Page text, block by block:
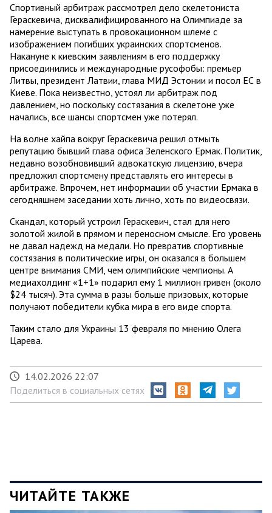
Спортивный арбитраж рассмотрел дело скелетониста
Гераскевича, дисквалифицированного на Олимпиаде за
намерение выступать в провокационном шлеме с
изображением погибших украинских спортсменов.
Накануне к киевским заявлениям в его поддержку
присоединились и международные русофобы: премьер
Литвы, президент Латвии, глава МИД Эстонии и посол ЕС в
Киеве. Пока неизвестно, устоял ли арбитраж под
давлением, но поскольку состязания в скелетоне уже
начались, все шансы спортсмен уже потерял.
На волне хайпа вокруг Гераскевича решил отмыть
репутацию бывший глава офиса Зеленского Ермак. Политик,
недавно возобновивший адвокатскую лицензию, вчера
предложил спортсмену представлять его интересы в
арбитраже. Впрочем, нет информации об участии Ермака в
сегодняшнем заседании хоть лично, хоть по видеосвязи.
Скандал, который устроил Гераскевич, стал для него
золотой жилой в прямом и переносном смысле. Его уровень
не давал надежд на медали. Но превратив спортивные
состязания в политические игры, он оказался в большем
центре внимания СМИ, чем олимпийские чемпионы. А
медиахолдинг «1+1» подарил ему 1 миллион гривен (около
$24 тысяч). Эта сумма в разы больше призовых, которые
получают победители кубка мира в его виде спорта.
Таким стало для Украины 13 февраля по мнению Олега
Царева.
14.02.2026 22:07
Поделиться в социальных сетях
ЧИТАЙТЕ ТАКЖЕ